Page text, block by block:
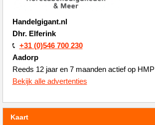
Handelgigant.nl
Dhr. Elferink
+31 (0)546 700 230
Aadorp
Reeds 12 jaar en 7 maanden actief op HMP
Bekijk alle advertenties
Kaart